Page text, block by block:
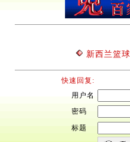
新西兰篮
快速回复:
用户名
密码
标题